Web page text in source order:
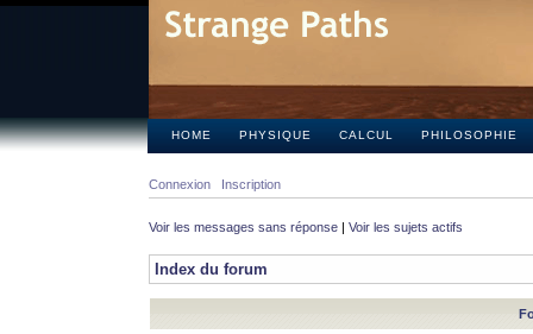
HOME PHYSIQUE CALCUL PHILOSOPHIE
Connexion Inscription
Voir les messages sans réponse | Voir les sujets actifs
Index du forum